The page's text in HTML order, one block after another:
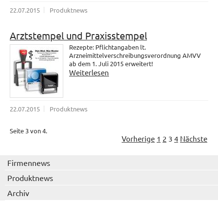
22.07.2015 Produktnews
Arztstempel und Praxisstempel
Rezepte: Pflichtangaben lt.
Arzneimittelverschreibungsverordnung AMVV
ab dem 1. Juli 2015 erweitert!
Weiterlesen
22.07.2015 Produktnews
Seite 3 von 4.
Vorherige 1 2 3 4 Nächste
Firmennews
Produktnews
Archiv